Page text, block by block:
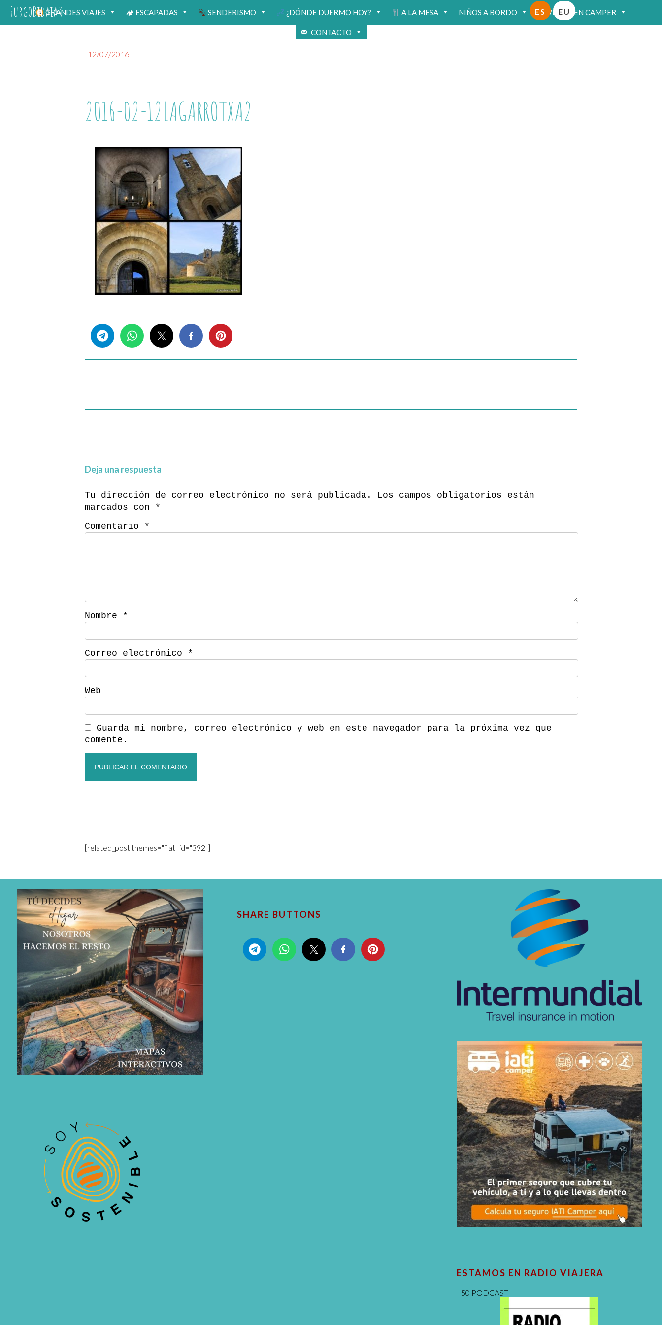
FurgoBidaiakGRANDES VIAJES 🏕 ESCAPADAS SENDERISMO ¿DÓNDE DUERMO HOY? A LA MESA NIÑOS A BORDO VIAJAR EN CAMPER
CONTACTO
ES EU
12/07/2016
2016-02-12LAGARROTXA2
Deja una respuesta
Tu dirección de correo electrónico no será publicada.
Los campos obligatorios están
marcados con *
Comentario *
Nombre *
Correo electrónico *
Web
Guarda mi nombre, correo electrónico y web en este navegador para la próxima vez que
comente.
[related_post themes="flat" id="392"]
SHARE BUTTONS
ESTAMOS EN RADIO VIAJERA
+50 PODCAST